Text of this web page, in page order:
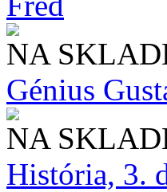
NA
Génius
NA
História, 3.